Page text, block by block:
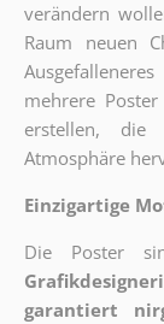
verändern
Raum neuen
mehrere
erstellen, die
Atmosphäre
Einzigartige
Die Poster
garantiert